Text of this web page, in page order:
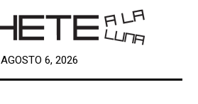
AGOSTO 6, 2026